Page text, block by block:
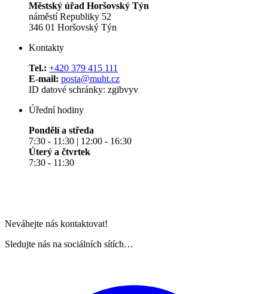
Městský úřad Horšovský Týn
náměstí Republiky 52
346 01 Horšovský Týn
Kontakty
Tel.: +420 379 415 111
E-mail: posta@muht.cz
ID datové schránky: zgibvyv
Úřední hodiny
Pondělí a středa
7:30 - 11:30 | 12:00 - 16:30
Úterý a čtvrtek
7:30 - 11:30
Neváhejte nás kontaktovat!
Sledujte nás na sociálních sítích…